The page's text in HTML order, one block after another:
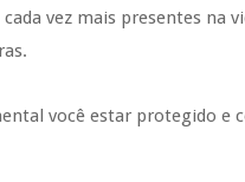
vez mais presentes na
você estar protegido e